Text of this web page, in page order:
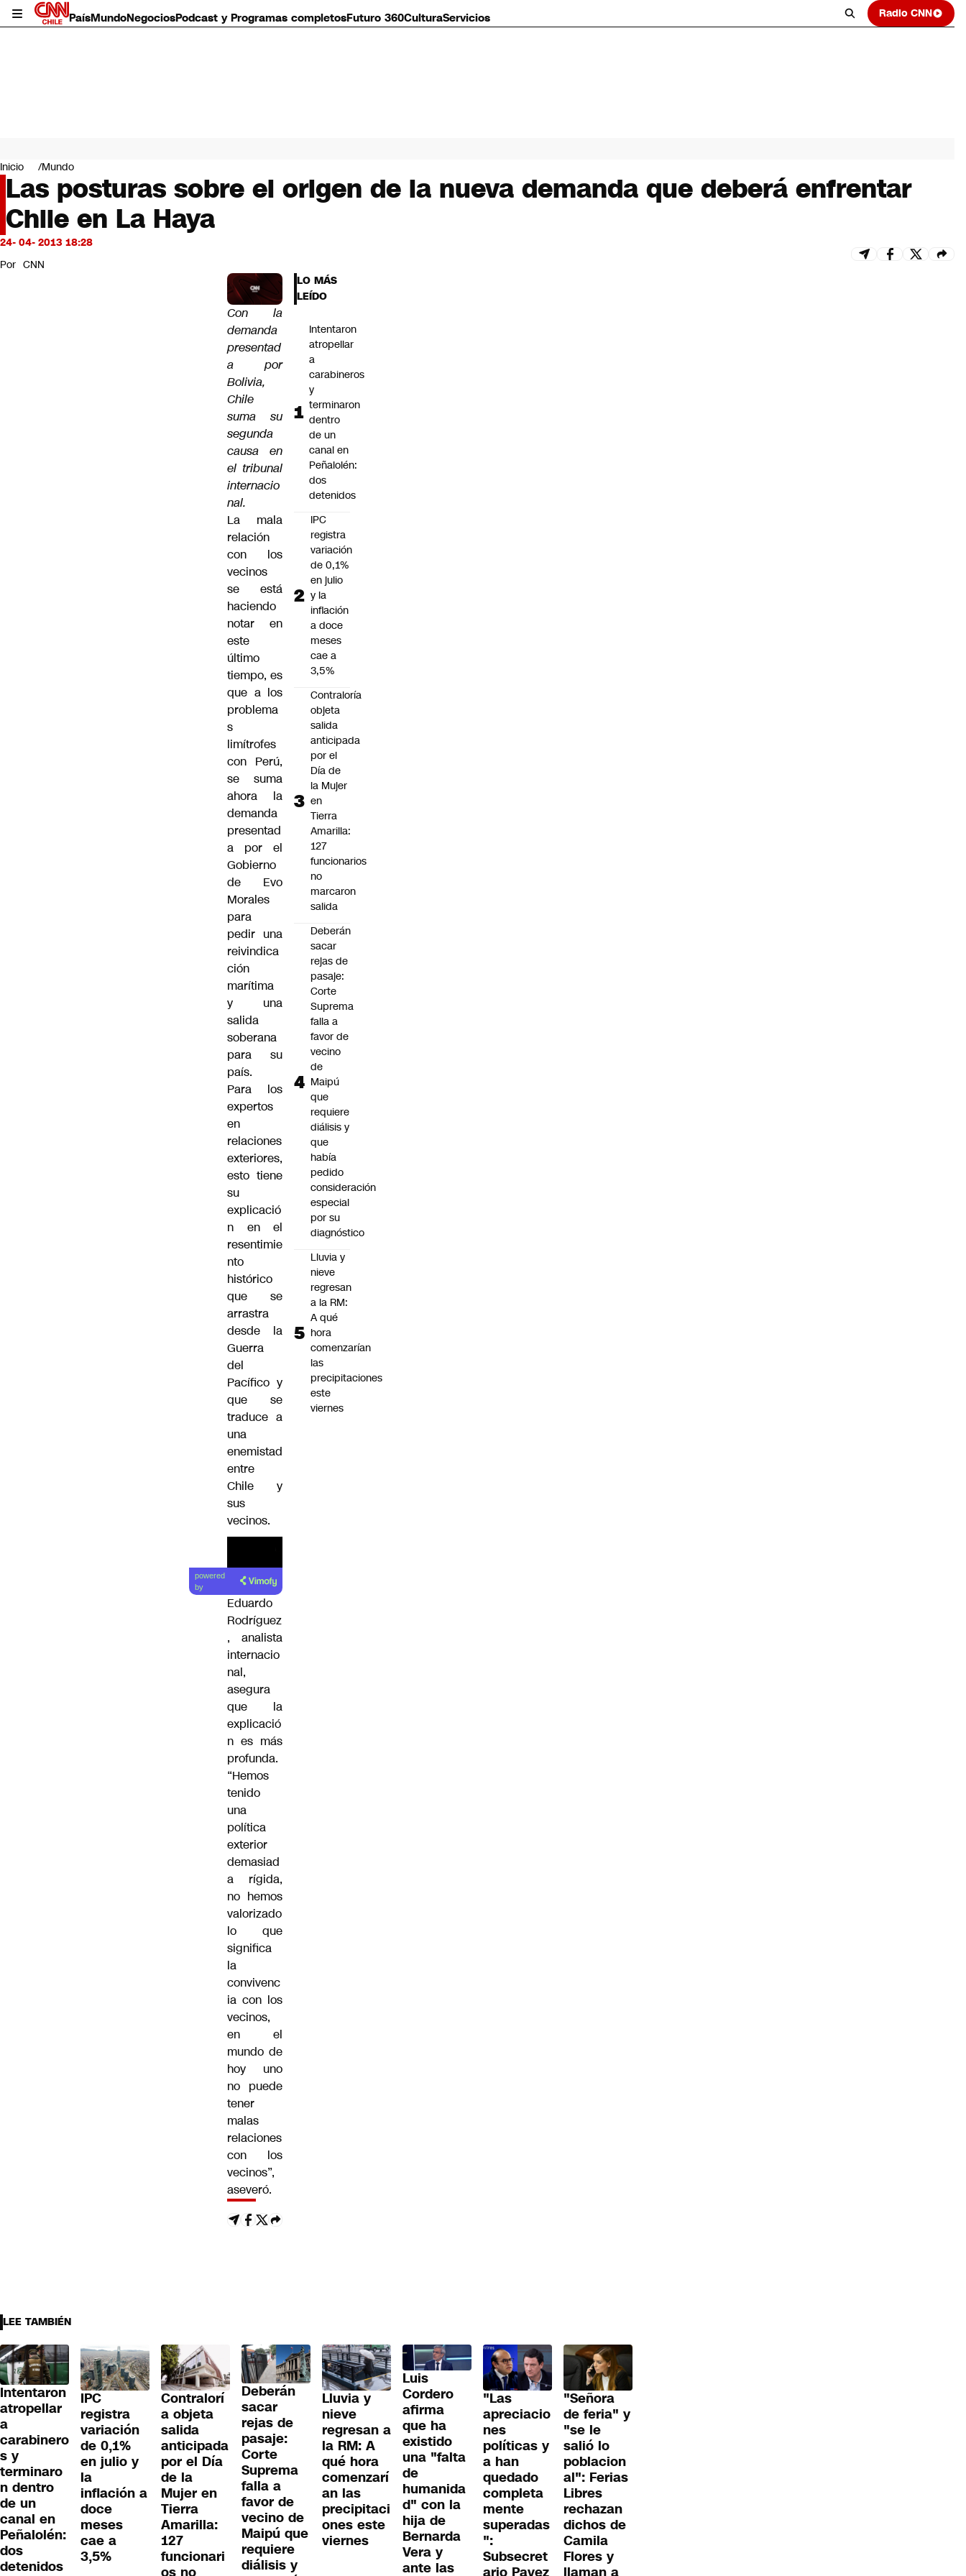
PaísMundoNegociosPodcast y Programas completosFuturo 360CulturaServicios Radio CNN
Mundo
Negocios
Deportes
Programas completos
Cultura
Servicios
Bits
CNN Data
Inicio Mundo
Las posturas sobre el origen de la nueva demanda que deberá enfrentar
Chile en La Haya
24- 04- 2013 18:28
Por CNN
Con la
demanda
presentad
a por
Bolivia,
Chile
suma su
segunda
causa en
el tribunal
internacio
nal.
La mala
relación
con los
vecinos
se está
haciendo
notar en
este
último
tiempo, es
que a los
problema
s
limítrofes
con Perú,
se suma
ahora la
demanda
presentad
a por el
Gobierno
de Evo
Morales
para
pedir una
reivindica
ción
marítima
y una
salida
soberana
para su
país.
Para los
expertos
en
relaciones
exteriores,
esto tiene
su
explicació
n en el
resentimie
nto
histórico
que se
arrastra
desde la
Guerra
del
Pacífico y
que se
traduce a
una
enemistad
entre
Chile y
sus
vecinos.
powered
by
Eduardo
Rodríguez
, analista
internacio
nal,
asegura
que la
explicació
n es más
profunda.
“Hemos
tenido
una
política
exterior
demasiad
a rígida,
no hemos
valorizado
lo que
significa
la
convivenc
ia con los
vecinos,
en el
mundo de
hoy uno
no puede
tener
malas
relaciones
con los
vecinos”,
aseveró.
LO MÁS
LEÍDO
Intentaron
atropellar
a
carabineros
y
terminaron
dentro
de un
canal en
Peñalolén:
dos
detenidos
IPC
registra
variación
de 0,1%
en julio
y la
inflación
a doce
meses
cae a
3,5%
Contraloría
objeta
salida
anticipada
por el
Día de
la Mujer
en
Tierra
Amarilla:
127
funcionarios
no
marcaron
salida
Deberán
sacar
rejas de
pasaje:
Corte
Suprema
falla a
favor de
vecino
de
Maipú
que
requiere
diálisis y
que
había
pedido
consideración
especial
por su
diagnóstico
Lluvia y
nieve
regresan
a la RM:
A qué
hora
comenzarían
las
precipitaciones
este
viernes
LEE TAMBIÉN
Intentaron
atropellar
a
carabinero
s y
terminaro
n dentro
de un
canal en
Peñalolén:
dos
detenidos
IPC
registra
variación
de 0,1%
en julio y
la
inflación a
doce
meses
cae a
3,5%
Contralorí
a objeta
salida
anticipada
por el Día
de la
Mujer en
Tierra
Amarilla:
127
funcionari
Deberán
sacar
rejas de
pasaje:
Corte
Suprema
falla a
favor de
vecino de
Maipú que
requiere
diálisis y
Lluvia y
nieve
regresan a
la RM: A
qué hora
comenzarí
an las
precipitaci
ones este
viernes
Luis
Cordero
afirma
que ha
existido
una "falta
de
humanida
d" con la
hija de
Bernarda
Vera y
ante las
"Las
apreciacio
nes
políticas y
a han
quedado
completa
mente
superadas
":
Subsecret
"Señora
de feria" y
"se le
salió lo
poblacion
al": Ferias
Libres
rechazan
dichos de
Camila
Flores y